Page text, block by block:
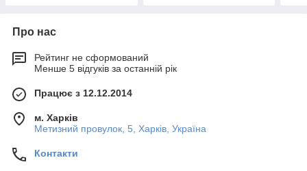
Про нас
Рейтинг не сформований
Менше 5 відгуків за останній рік
Працює з 12.12.2014
м. Харків
Метизний провулок, 5, Харків, Україна
Контакти